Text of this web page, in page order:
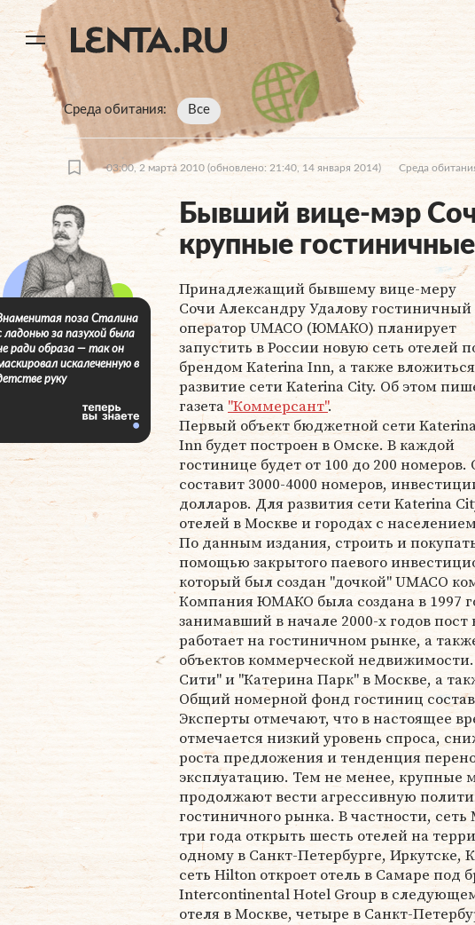
Среда обитания Все
03:00, 2 марта 2010 (обновлено: 21:40, 14 января 2014) Среда
Бывший вице-мэр
крупные
Принадлежащий бывшему вице-меру
Сочи Александру Удалову гостиничный
оператор UMACO (ЮМАКО) планирует
запустить в России новую сеть отелей
брендом Katerina Inn, а также
развитие сети Katerina City. Об этом
газета "Коммерсант".
Первый объект бюджетной сети
Inn будет построен в Омске. В каждой
гостинице будет от 100 до 200
составит 3000-4000 номеров,
долларов. Для развития сети Katerina
отелей в Москве и городах с
По данным издания, строить и
помощью закрытого паевого
который был создан "дочкой" UMACO
Компания ЮМАКО была создана в 1997
занимавший в начале 2000-х годов
работает на гостиничном рынке, а
объектов коммерческой
Сити" и "Катерина Парк" в Москве, а
Общий номерной фонд гостиниц
Эксперты отмечают, что в настоящее
отмечается низкий уровень спроса,
роста предложения и тенденция
эксплуатацию. Тем не менее, крупные
продолжают вести агрессивную
гостиничного рынка. В частности,
три года открыть шесть отелей на
одному в Санкт-Петербурге, Иркутске,
сеть Hilton откроет отель в Самаре под
Intercontinental Hotel Group в
отеля в Москве, четыре в Санкт-
поза Сталина
ладонью за пазухой была
ради образа — так он
искалеченную в
руку